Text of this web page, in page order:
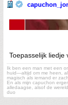
Toepasselijk liedje
Ik ben een man met een
huid—altijd om me heen,
magisch als iemand er
En als mijn capuchon
alledaagse, alsof de
duo